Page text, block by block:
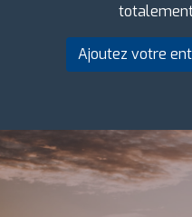
Ajoutez votre